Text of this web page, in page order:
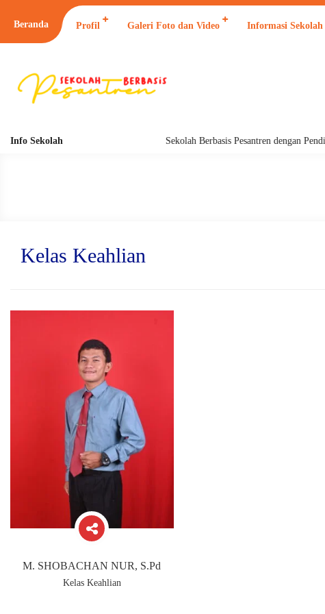
Beranda Profil Galeri Foto dan Video Informasi Sekolah
Info Sekolah Sekolah Berbasis Pesantren dengan
Kelas Keahlian
M. SHOBACHAN NUR, S.Pd
Kelas Keahlian